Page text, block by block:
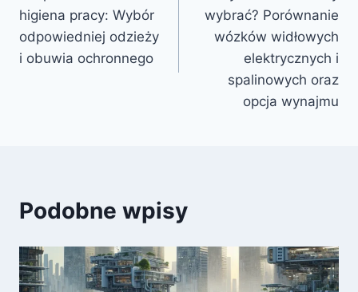
higiena pracy: Wybór
odpowiedniej odzieży
i obuwia ochronnego
wybrać? Porównanie
wózków widłowych
elektrycznych i
spalinowych oraz
opcja wynajmu
Podobne wpisy